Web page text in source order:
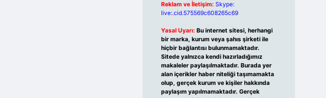
Reklam ve İletişim: Skype:
live:.cid.575569c608265c69
Yasal Uyarı: Bu internet sitesi, herhangi
bir marka, kurum veya şahıs şirketi ile
hiçbir bağlantısı bulunmamaktadır.
Sitede yalnızca kendi hazırladığımız
makaleler paylaşılmaktadır. Burada yer
alan içerikler haber niteliği taşımamakta
olup, gerçek kurum ve kişiler hakkında
paylaşım yapılmamaktadır. Gerçek